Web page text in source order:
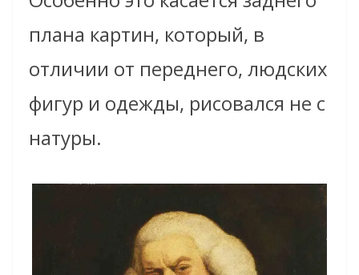
плана картин, который, в
отличии от переднего, людских
фигур и одежды, рисовался не с
натуры.